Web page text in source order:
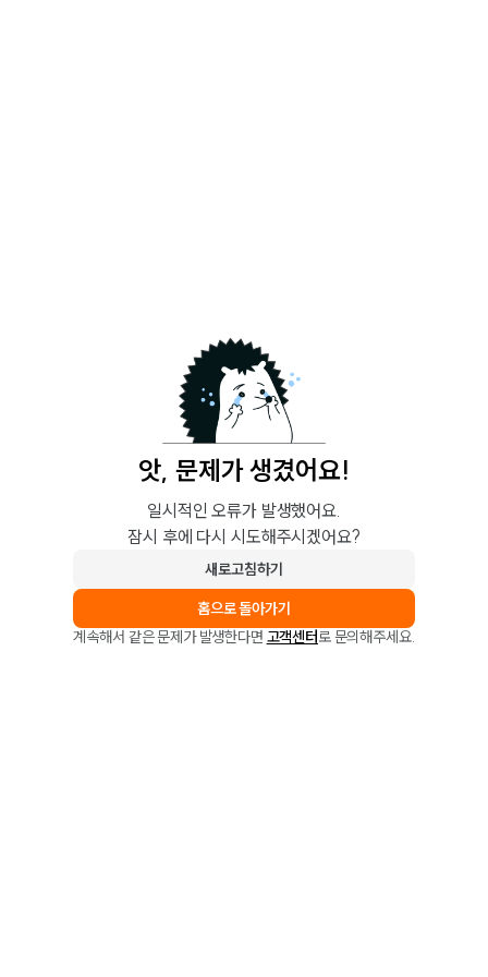
앗, 문제가 생겼어요!
일시적인 오류가 발생했어요.
잠시 후에 다시 시도해주시겠어요?
새로고침하기
홈으로 돌아가기
계속해서 같은 문제가 발생한다면 고객센터로 문의해주세요.